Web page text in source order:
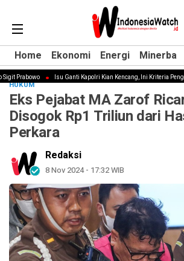
Home Ekonomi Energi Minerba
Home Ekonomi Energi Minerba
Prabowo Isu Ganti Kapolri Kian Kencang, Ini Kriteria
HUKUM
Eks Pejabat MA Zarof
Disogok Rp1 Triliun dari
Perkara
Redaksi
8 Nov 2024 - 17:32 WIB